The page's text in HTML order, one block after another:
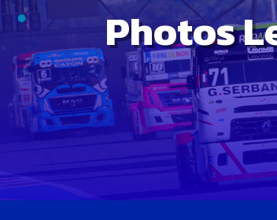
Photos